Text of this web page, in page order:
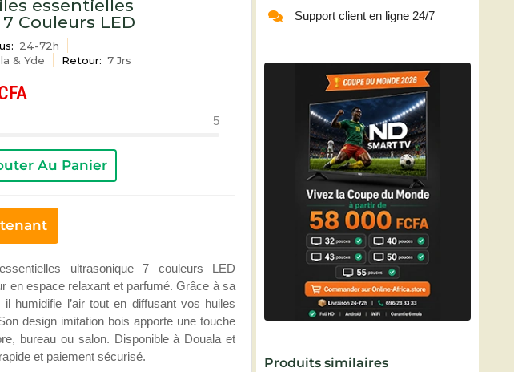
essentielles
Couleurs LED
24-72h
& Yde Retour: 7 Jrs
5
Au Panier
ultrasonique 7 couleurs LED
en espace relaxant et parfumé. Grâce à sa
il humidifie l’air tout en diffusant vos huiles
design imitation bois apporte une touche
bureau ou salon. Disponible à Douala et
et paiement sécurisé.
Support client en ligne 24/7
Produits similaires